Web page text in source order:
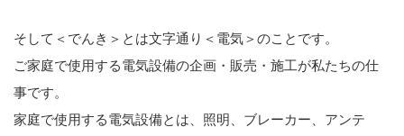
そして＜でんき＞とは文字通り＜電気＞のことです。
ご家庭で使用する電気設備の企画・販売・施工が私たちの仕
事です。
家庭で使用する電気設備とは、照明、ブレーカー、アンテ